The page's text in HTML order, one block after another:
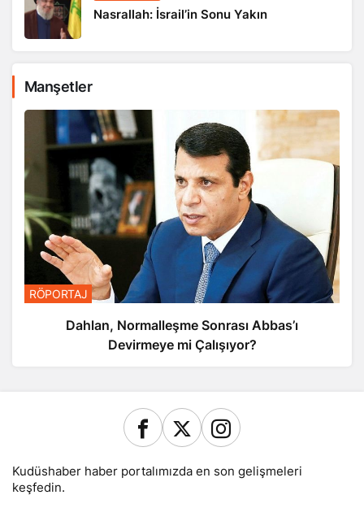
Nasrallah: İsrail’in Sonu Yakın
Manşetler
RÖPORTAJ
Dahlan, Normalleşme Sonrası Abbas’ı
Devirmeye mi Çalışıyor?
Kudüshaber haber portalımızda en son gelişmeleri
keşfedin.